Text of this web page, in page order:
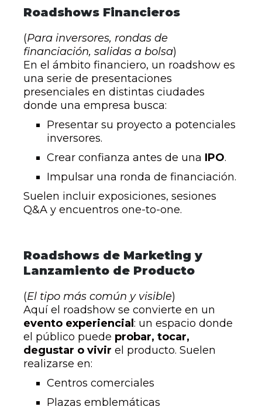
Roadshows Financieros
(Para inversores, rondas de
financiación, salidas a bolsa)
En el ámbito financiero, un roadshow es
una serie de presentaciones
presenciales en distintas ciudades
donde una empresa busca:
Presentar su proyecto a potenciales
inversores.
Crear confianza antes de una IPO.
Impulsar una ronda de financiación.
Suelen incluir exposiciones, sesiones
Q&A y encuentros one-to-one.
Roadshows de Marketing y
Lanzamiento de Producto
(El tipo más común y visible)
Aquí el roadshow se convierte en un
evento experiencial: un espacio donde
el público puede probar, tocar,
degustar o vivir el producto. Suelen
realizarse en:
Centros comerciales
Plazas emblemáticas